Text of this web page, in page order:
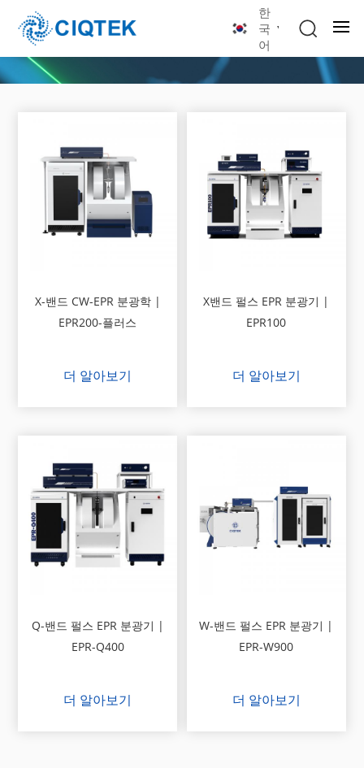
한
국
어
X-밴드 CW-EPR 분광학 |
EPR200-플러스
더 알아보기
X밴드 펄스 EPR 분광기 |
EPR100
더 알아보기
Q-밴드 펄스 EPR 분광기 |
EPR-Q400
더 알아보기
W-밴드 펄스 EPR 분광기 |
EPR-W900
더 알아보기